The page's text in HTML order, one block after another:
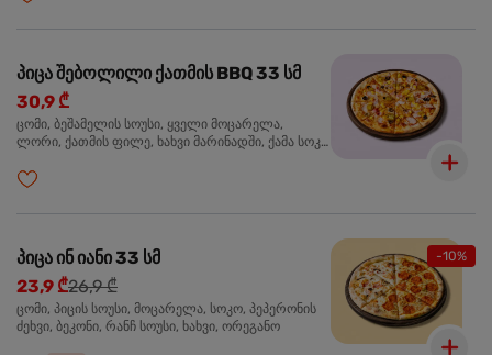
პიცა შებოლილი ქათმის BBQ 33 სმ
30,9 ₾
ცომი, ბეშამელის სოუსი, ყველი მოცარელა,
ლორი, ქათმის ფილე, ხახვი მარინადში, ქამა სოკო
-10%
პიცა ინ იანი 33 სმ
23,9 ₾26,9 ₾
ცომი, პიცის სოუსი, მოცარელა, სოკო, პეპერონის
ძეხვი, ბეკონი, რანჩ სოუსი, ხახვი, ორეგანო